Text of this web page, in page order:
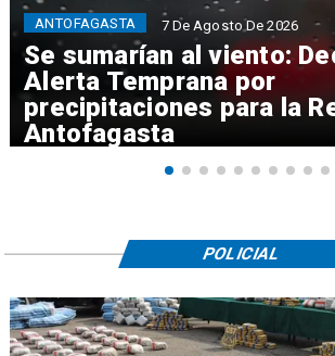
Se sumarían al viento:
Alerta Temprana por
precipitaciones para la
Antofagasta
ANTOFAGASTA 7 De Agosto De 2026
POLICIAL